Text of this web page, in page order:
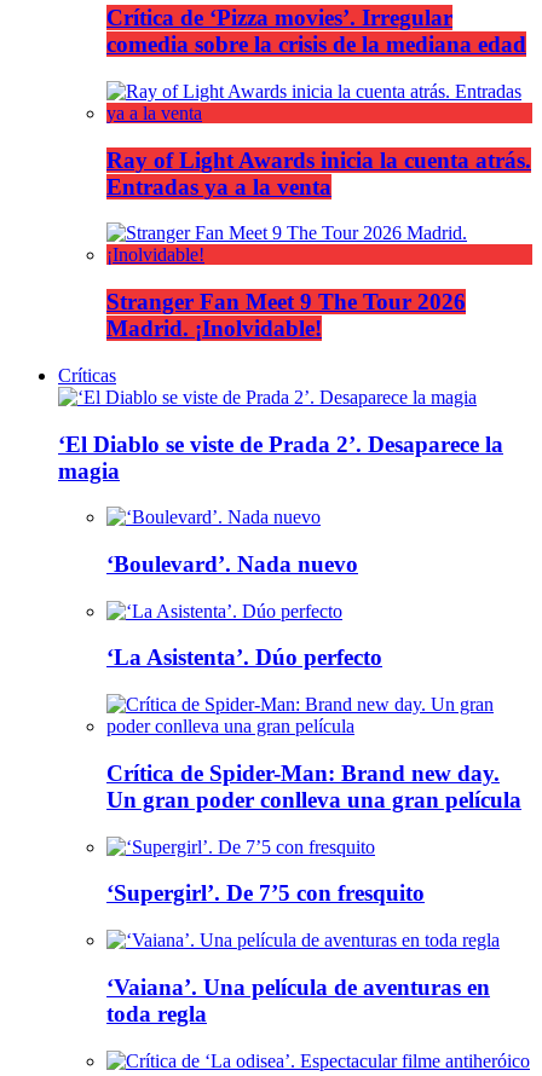
Crítica de ‘Pizza movies’. Irregular
comedia sobre la crisis de la mediana edad
Ray of Light Awards inicia la cuenta atrás.
Entradas ya a la venta
Stranger Fan Meet 9 The Tour 2026
Madrid. ¡Inolvidable!
Críticas
‘El Diablo se viste de Prada 2’. Desaparece la
magia
‘Boulevard’. Nada nuevo
‘La Asistenta’. Dúo perfecto
Crítica de Spider-Man: Brand new day.
Un gran poder conlleva una gran película
‘Supergirl’. De 7’5 con fresquito
‘Vaiana’. Una película de aventuras en
toda regla